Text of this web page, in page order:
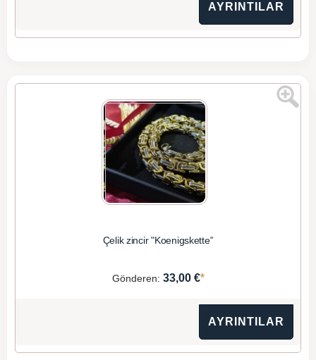
AYRINTILAR
Çelik zincir "Koenigskette"
Gönderen: 33,00 €*
AYRINTILAR